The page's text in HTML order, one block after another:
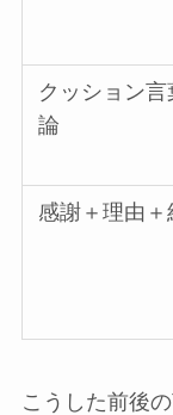
クッション
論
感謝＋理由＋
こうした前後